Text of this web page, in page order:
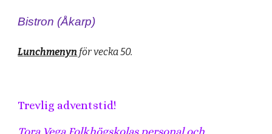
Bistron (Åkarp)
Lunchmenyn för vecka 50.
Trevlig adventstid!
Tora Vega Folkhögskolas personal och